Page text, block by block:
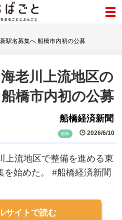
駅名募集へ 船橋市内初の公募
老川上流地区の
橋市内初の公募
船橋経済新聞
船橋 2026/6/10
上流地区で整備を進める東
を始めた。 #船橋経済新聞
サイトで読む